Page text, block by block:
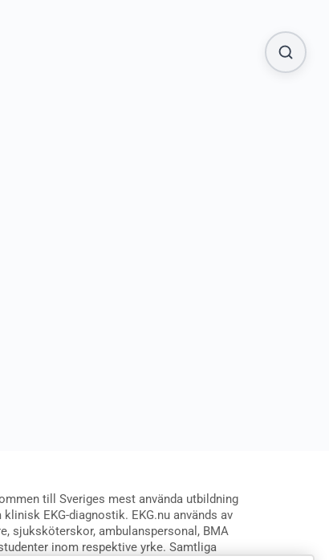
till Sveriges mest använda utbildning
klinisk EKG-diagnostik. EKG.nu används av
sjuksköterskor, ambulanspersonal, BMA
inom respektive yrke. Samtliga